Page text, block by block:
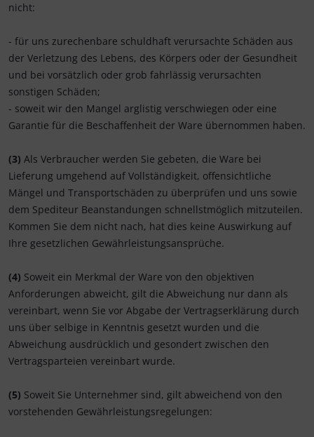
nicht:
- für uns zurechenbare schuldhaft verursachte Schäden aus
der Verletzung des Lebens, des Körpers oder der Gesundheit
und bei vorsätzlich oder grob fahrlässig verursachten
sonstigen Schäden;
- soweit wir den Mangel arglistig verschwiegen oder eine
Garantie für die Beschaffenheit der Ware übernommen haben.
(3) Als Verbraucher werden Sie gebeten, die Ware bei
Lieferung umgehend auf Vollständigkeit, offensichtliche
Mängel und Transportschäden zu überprüfen und uns sowie
dem Spediteur Beanstandungen schnellstmöglich mitzuteilen.
Kommen Sie dem nicht nach, hat dies keine Auswirkung auf
Ihre gesetzlichen Gewährleistungsansprüche.
(4) Soweit ein Merkmal der Ware von den objektiven
Anforderungen abweicht, gilt die Abweichung nur dann als
vereinbart, wenn Sie vor Abgabe der Vertragserklärung durch
uns über selbige in Kenntnis gesetzt wurden und die
Abweichung ausdrücklich und gesondert zwischen den
Vertragsparteien vereinbart wurde.
(5) Soweit Sie Unternehmer sind, gilt abweichend von den
vorstehenden Gewährleistungsregelungen: